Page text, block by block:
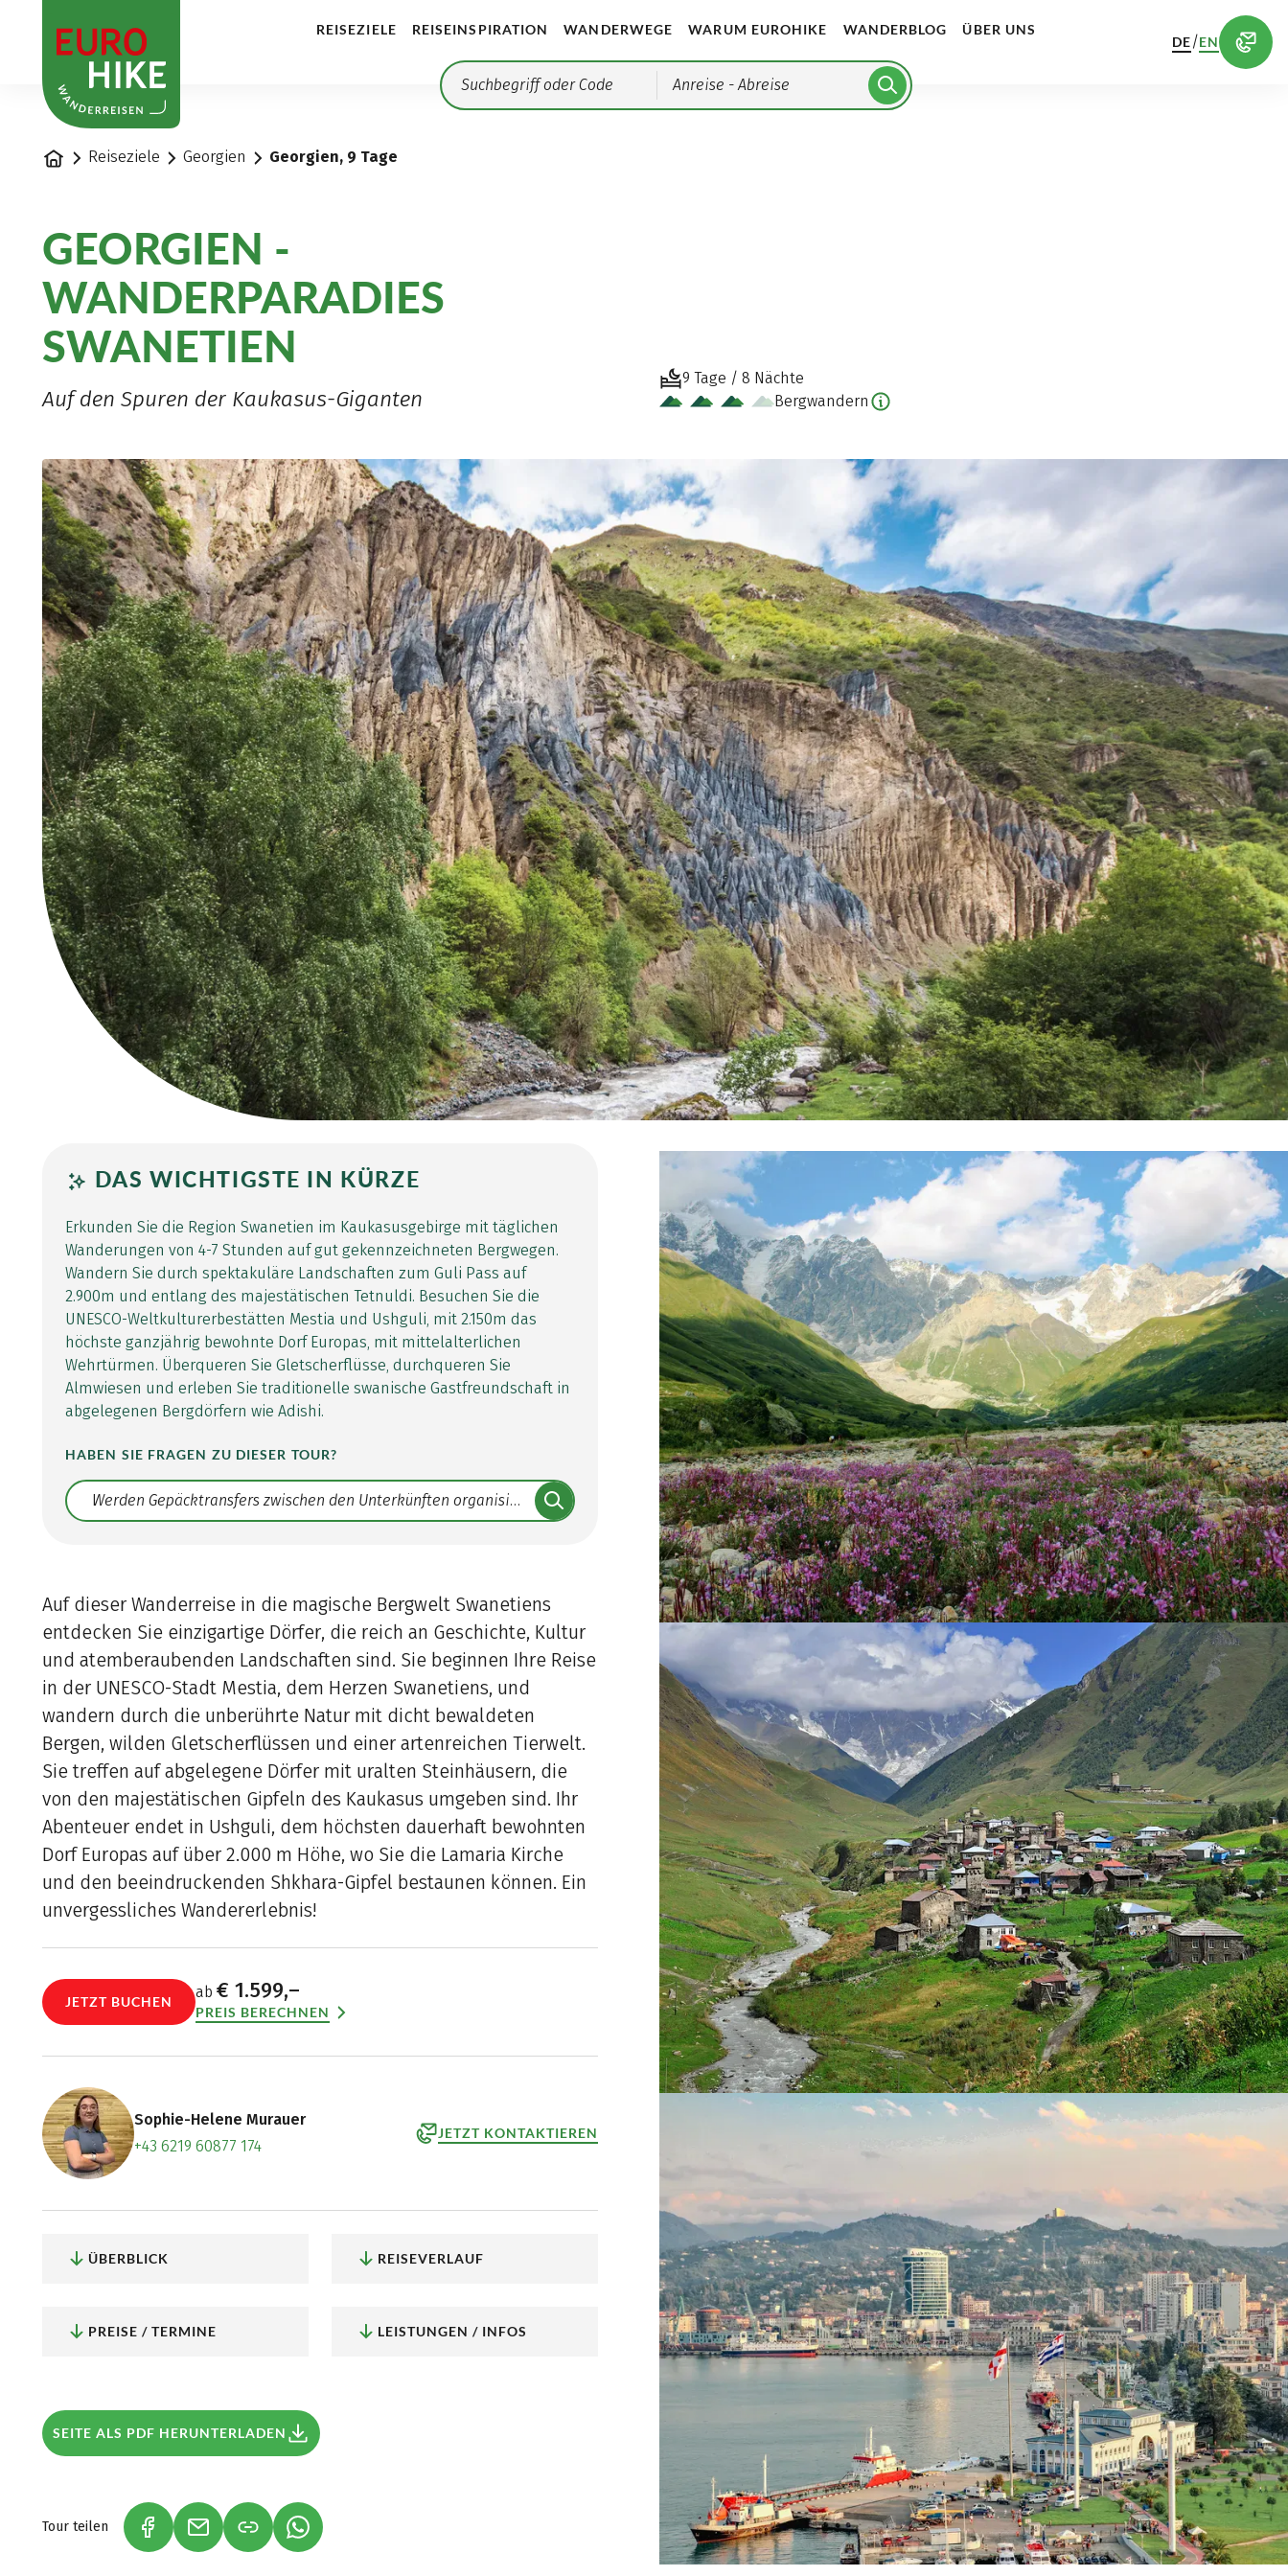
REISEZIELE REISEINSPIRATION WANDERWEGE WARUM EUROHIKE WANDERBLOG ÜBER UNS
Anreise - Abreise
DE/EN
StartseiteReiseziele Georgien Georgien, 9 Tage
GEORGIEN -
WANDERPARADIES
SWANETIEN
Auf den Spuren der Kaukasus-Giganten
9 Tage / 8 Nächte
Bergwandern
DAS WICHTIGSTE IN KÜRZE
Erkunden Sie die Region Swanetien im Kaukasusgebirge mit täglichen
Wanderungen von 4-7 Stunden auf gut gekennzeichneten Bergwegen.
Wandern Sie durch spektakuläre Landschaften zum Guli Pass auf
2.900m und entlang des majestätischen Tetnuldi. Besuchen Sie die
UNESCO-Weltkulturerbestätten Mestia und Ushguli, mit 2.150m das
höchste ganzjährig bewohnte Dorf Europas, mit mittelalterlichen
Wehrtürmen. Überqueren Sie Gletscherflüsse, durchqueren Sie
Almwiesen und erleben Sie traditionelle swanische Gastfreundschaft in
abgelegenen Bergdörfern wie Adishi.
HABEN SIE FRAGEN ZU DIESER TOUR?
Translate: a11y.faq.search
Auf dieser Wanderreise in die magische Bergwelt Swanetiens
entdecken Sie einzigartige Dörfer, die reich an Geschichte, Kultur
und atemberaubenden Landschaften sind. Sie beginnen Ihre Reise
in der UNESCO-Stadt Mestia, dem Herzen Swanetiens, und
wandern durch die unberührte Natur mit dicht bewaldeten
Bergen, wilden Gletscherflüssen und einer artenreichen Tierwelt.
Sie treffen auf abgelegene Dörfer mit uralten Steinhäusern, die
von den majestätischen Gipfeln des Kaukasus umgeben sind. Ihr
Abenteuer endet in Ushguli, dem höchsten dauerhaft bewohnten
Dorf Europas auf über 2.000 m Höhe, wo Sie die Lamaria Kirche
und den beeindruckenden Shkhara-Gipfel bestaunen können. Ein
unvergessliches Wandererlebnis!
JETZT BUCHEN
ab € 1.599,–
PREIS BERECHNEN
Sophie-Helene Murauer
+43 6219 60877 174
JETZT KONTAKTIEREN
Termin vereinbaren
SEITE ALS PDF HERUNTERLADEN
Tour teilen (LINK ÖFFNET IN NEUEM TAB)
(LINK ÖFFNET IN NEUEM TAB)
(LINK ÖFFNET IN NEUEM TAB)
ÜBERBLICK REISEVERLAUF
PREISE / TERMINE LEISTUNGEN / INFOS